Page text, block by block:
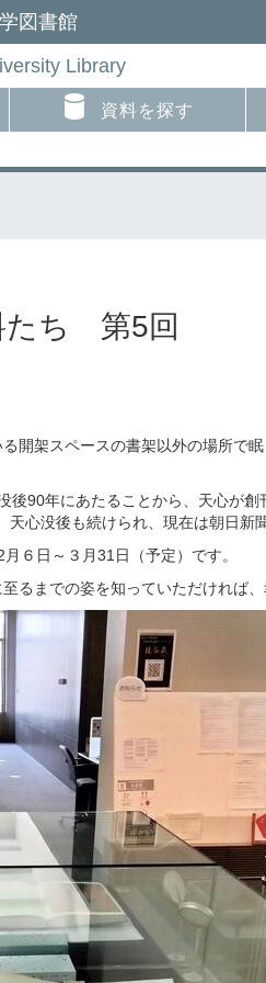
図書館
Library
資料を探す
たち 第5回
架スペースの書架以外の場所で眠
90年にあたることから、天心が創
心没後も続けられ、現在は朝日新
６日～３月31日（予定）です。
るまでの姿を知っていただければ、